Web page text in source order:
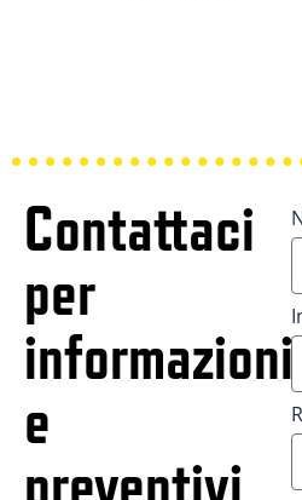
Contattaci
per
informazioni
e
preventivi